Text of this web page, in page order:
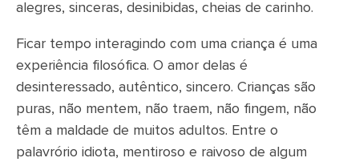
alegres, sinceras, desinibidas, cheias de carinho.
Ficar tempo interagindo com uma criança é uma
experiência filosófica. O amor delas é
desinteressado, autêntico, sincero. Crianças são
puras, não mentem, não traem, não fingem, não
têm a maldade de muitos adultos. Entre o
palavrório idiota, mentiroso e raivoso de algum